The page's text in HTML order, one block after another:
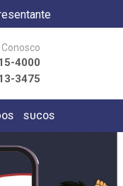
Conosco
4000
3475
SUCOS